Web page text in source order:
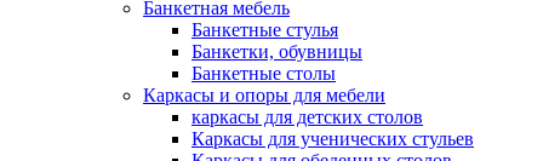
Банкетная мебель
Банкетные стулья
Банкетки, обувницы
Банкетные столы
Каркасы и опоры для мебели
каркасы для детских столов
Каркасы для ученических стульев